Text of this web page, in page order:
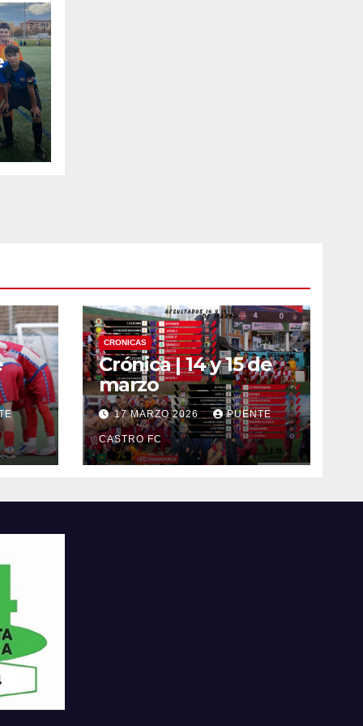
CRONICAS
Crónica | 14 y 15 de
marzo
17 MARZO 2026 PUENTE
CASTRO FC